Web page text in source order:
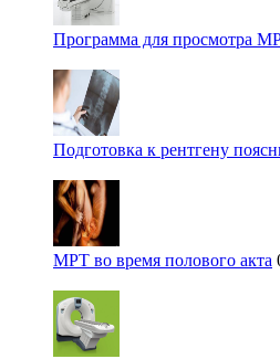
Программа для просмотра
Подготовка к рентгену
МРТ во время полового акта